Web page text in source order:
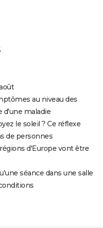
au niveau des
d'une maladie
le soleil ? Ce réflexe
de personnes
d'Europe vont être
séance dans une salle